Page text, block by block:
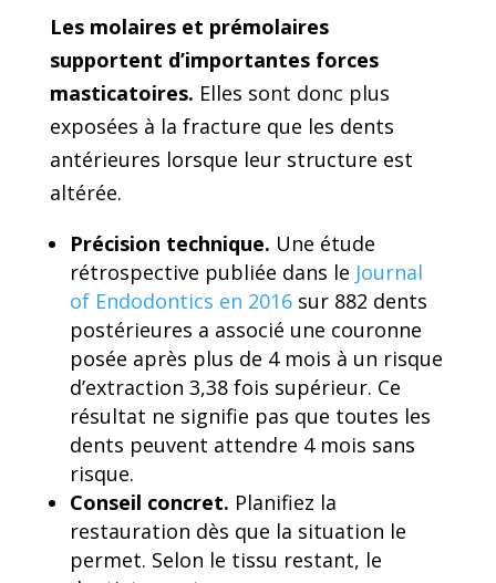
Les molaires et prémolaires
supportent d’importantes forces
masticatoires. Elles sont donc plus
exposées à la fracture que les dents
antérieures lorsque leur structure est
altérée.
Précision technique. Une étude
rétrospective publiée dans le Journal
of Endodontics en 2016sur 882 dents
postérieures a associé une couronne
posée après plus de 4 mois à un risque
d’extraction 3,38 fois supérieur. Ce
résultat ne signifie pas que toutes les
dents peuvent attendre 4 mois sans
risque.
Conseil concret. Planifiez la
restauration dès que la situation le
permet. Selon le tissu restant, le